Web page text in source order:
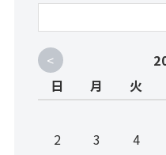
<
日
月 火
2
3 4